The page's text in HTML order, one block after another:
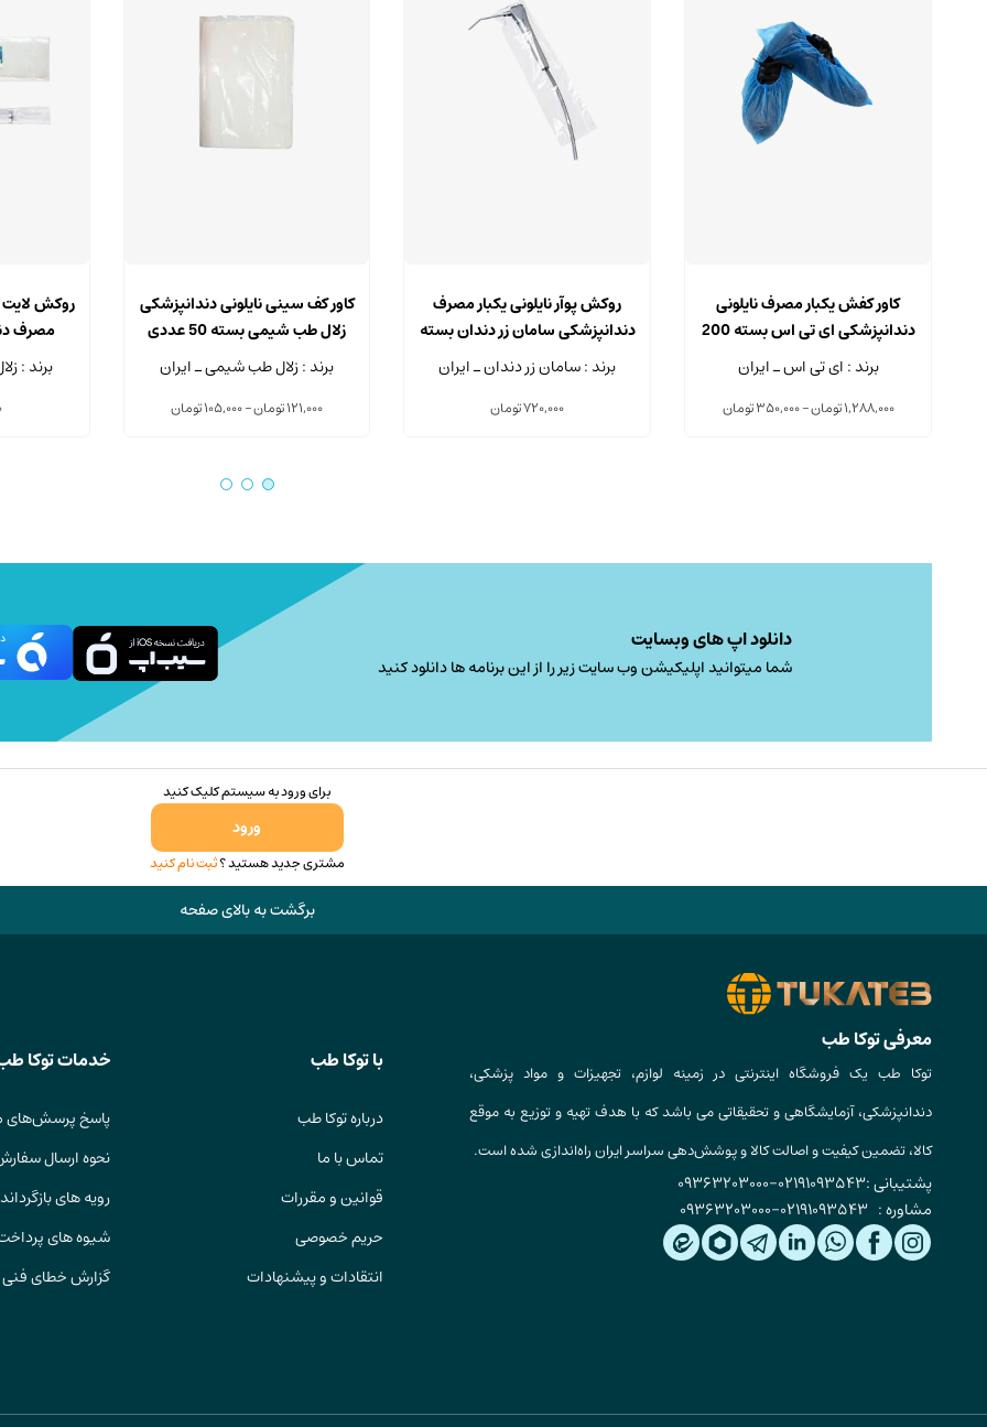
محصول
دارای
انواع
مختلفی
می
در
انتخاب
شوند
کاور کفش یکبار مصرف نایلونی
دندانپزشکی ای تی اس بسته 200
عددی
برند : ای تی اس ـ ایران
1,288,000تومان–
350,000تومانPrice
روکش پوآر نایلونی یکبار مصرف
دندانپزشکی سامان زر دندان بسته
500 عددی
برند : سامان زر دندان ـ ایران
720,000تومان
محصول
دارای
انواع
مختلفی
می
در
محصول
انتخاب
شوند
کاور کف سینی نایلونی دندانپزشکی
زلال طب شیمی بسته 50 عددی
برند : زلال طب شیمی ـ ایران
121,000تومان–
105,000تومانPrice
روکش لایت
مصرف
شیمی
برند :
دانلود اپ های وبسایت
شما میتوانید اپلیکیشن وب سایت زیر را از این برنامه ها دانلود کنید
برای ورود به سیستم کلیک کنید
ورود
مشتری جدید هستید ؟ثبت نام کنید
برگشت به بالای صفحه
معرفی توکا طب
توکا طب یک فروشگاه اینترنتی در زمینه لوازم، تجهیزات و مواد پزشکی،
دندانپزشکی، آزمایشگاهی و تحقیقاتی می باشد که با هدف تهیه و توزیع به موقع
کالا، تضمین کیفیت و اصالت کالا و پوشش‌دهی سراسر ایران راه‌اندازی شده است.
پشتیبانی :02191093543
-
09363203000
مشاوره : 02191093543
-
09363203000
با توکا طب
درباره توکا طب
تماس با ما
قوانین و مقررات
حریم خصوصی
انتقادات و پیشنهادات
خدمات توکا
پاسخ پرسش‌های
نحوه ارسال
رویه های
شیوه های
گزارش خطای فنی